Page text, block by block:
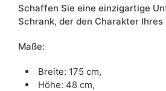
Schaffen Sie eine einzigartige
Schrank, der den Charakter
Maße:
Breite: 175 cm,
Höhe: 48 cm,